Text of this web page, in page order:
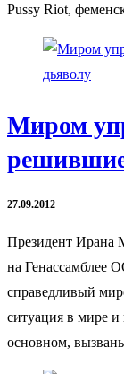
Pussy Riot,
Миром
27.09.2012
Президент Ирана
на Генассамблее
справедливый
ситуация в мире и
основном,